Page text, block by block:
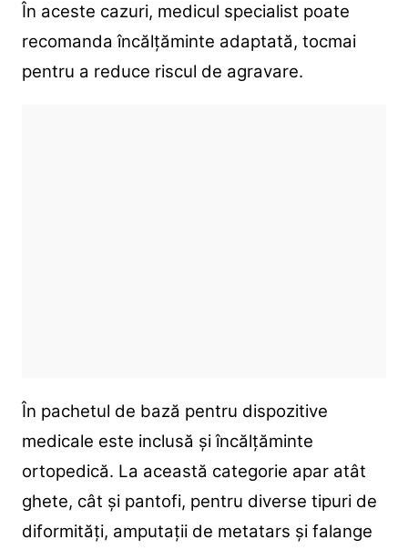
În aceste cazuri, medicul specialist poate
recomanda încălțăminte adaptată, tocmai
pentru a reduce riscul de agravare.
În pachetul de bază pentru dispozitive
medicale este inclusă și încălțăminte
ortopedică. La această categorie apar atât
ghete, cât și pantofi, pentru diverse tipuri de
diformități, amputații de metatars și falange